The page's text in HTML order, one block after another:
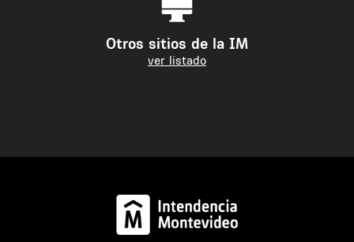
Otros sitios de la IM
ver listado